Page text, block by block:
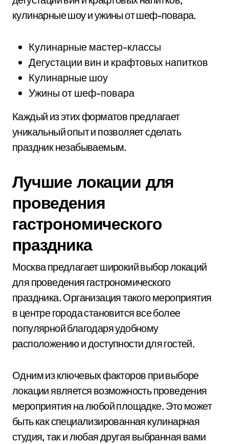
кулинарные шоу и ужины от шеф-повара.
Кулинарные мастер-классы
Дегустации вин и крафтовых напитков
Кулинарные шоу
Ужины от шеф-повара
Каждый из этих форматов предлагает
уникальный опыт и позволяет сделать
праздник незабываемым.
Лучшие локации для
проведения
гастрономического
праздника
Москва предлагает широкий выбор локаций
для проведения гастрономического
праздника. Организация такого мероприятия
в центре города становится все более
популярной благодаря удобному
расположению и доступности для гостей.
Одним из ключевых факторов при выборе
локации является возможность проведения
мероприятия на любой площадке. Это может
быть как специализированная кулинарная
студия, так и любая другая выбранная вами